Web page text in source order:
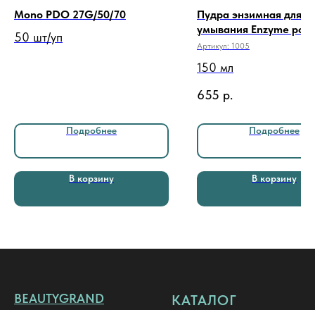
Mono PDO 27G/50/70
50 шт/уп
Подробнее
В корзину
Пудра энзимная для
умывания Enzyme
мл
Артикул: 1005
150 мл
655 р.
Подробнее
В корзину
BEAUTYGRAND КАТАЛОГ